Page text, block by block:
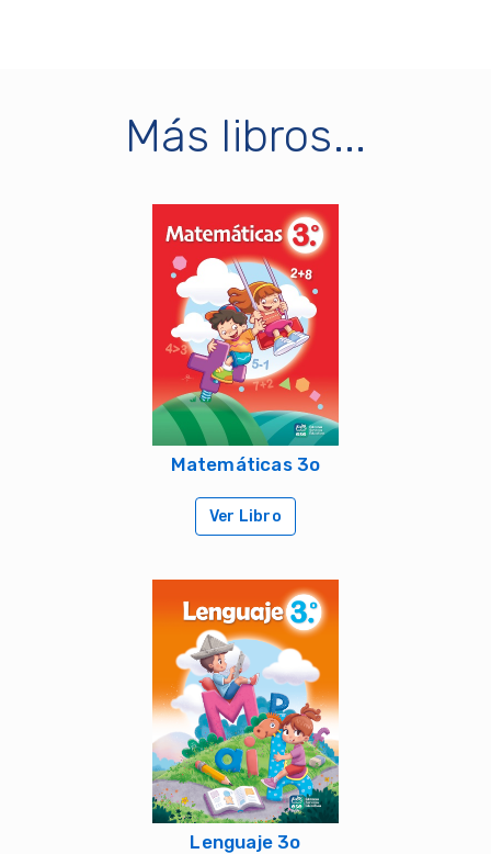
Más libros...
Matemáticas 3o
Ver Libro
Lenguaje 3o